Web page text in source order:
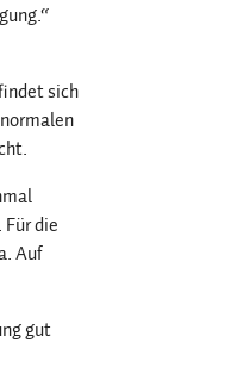
sich
die
Auf
gut